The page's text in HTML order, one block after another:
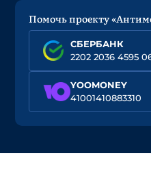
Помочь проекту
СБЕРБАНК
2202 2036 4595
YOOMONEY
41001410883310